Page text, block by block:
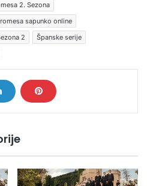
2. Sezona
sapunko online
2
Španske serije